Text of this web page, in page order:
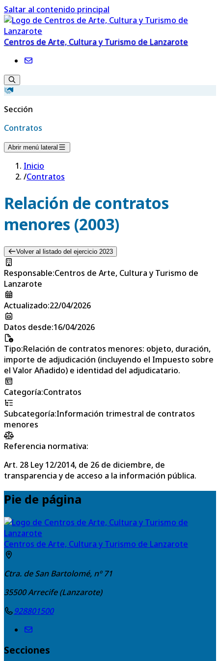
Saltar al contenido principal
Centros de Arte, Cultura y Turismo de Lanzarote
Sección
Contratos
Abrir menú lateral
Inicio
/Contratos
Relación de contratos
menores (2003)
Volver al listado del ejercicio 2023
Responsable:Centros de Arte, Cultura y Turismo de
Lanzarote
Actualizado:22/04/2026
Datos desde:16/04/2026
Tipo:Relación de contratos menores: objeto, duración,
importe de adjudicación (incluyendo el Impuesto sobre
el Valor Añadido) e identidad del adjudicatario.
Categoría:Contratos
Subcategoría:Información trimestral de contratos
menores
Referencia normativa:
Art. 28 Ley 12/2014, de 26 de diciembre, de
transparencia y de acceso a la información pública.
Pie de página
Centros de Arte, Cultura y Turismo de Lanzarote
Ctra. de San Bartolomé, nº 71
35500Arrecife (Lanzarote)
928801500
Secciones